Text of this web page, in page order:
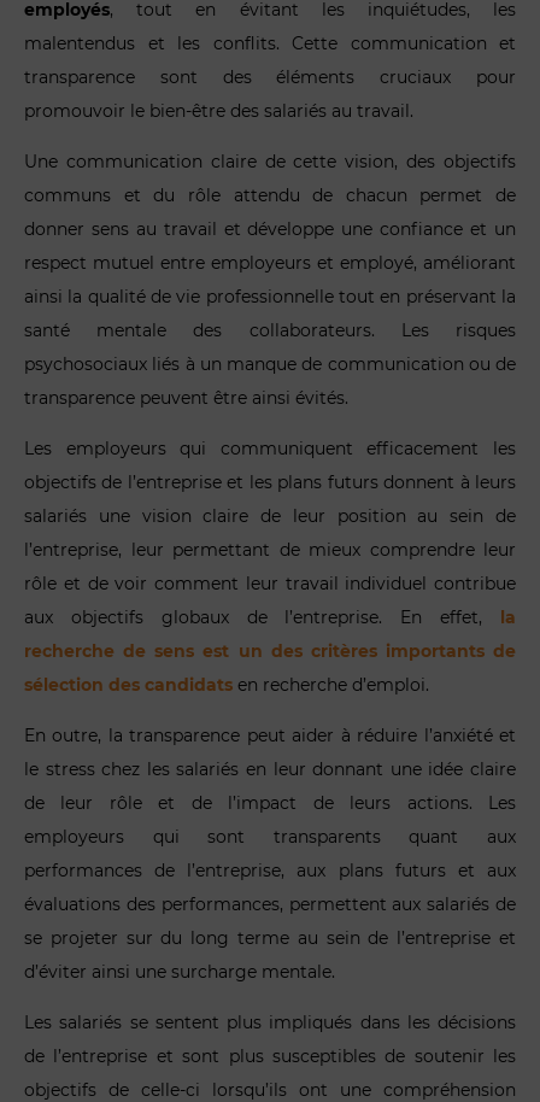
employés, tout en évitant les inquiétudes, les
malentendus et les conflits. Cette communication et
transparence sont des éléments cruciaux pour
promouvoir le bien-être des salariés au travail.
Une communication claire de cette vision, des objectifs
communs et du rôle attendu de chacun permet de
donner sens au travail et développe une confiance et un
respect mutuel entre employeurs et employé, améliorant
ainsi la qualité de vie professionnelle tout en préservant la
santé mentale des collaborateurs. Les risques
psychosociaux liés à un manque de communication ou de
transparence peuvent être ainsi évités.
Les employeurs qui communiquent efficacement les
objectifs de l’entreprise et les plans futurs donnent à leurs
salariés une vision claire de leur position au sein de
l’entreprise, leur permettant de mieux comprendre leur
rôle et de voir comment leur travail individuel contribue
aux objectifs globaux de l’entreprise. En effet, la
recherche de sens est un des critères importants de
sélection des candidats en recherche d’emploi.
En outre, la transparence peut aider à réduire l’anxiété et
le stress chez les salariés en leur donnant une idée claire
de leur rôle et de l’impact de leurs actions. Les
employeurs qui sont transparents quant aux
performances de l’entreprise, aux plans futurs et aux
évaluations des performances, permettent aux salariés de
se projeter sur du long terme au sein de l’entreprise et
d’éviter ainsi une surcharge mentale.
Les salariés se sentent plus impliqués dans les décisions
de l’entreprise et sont plus susceptibles de soutenir les
objectifs de celle-ci lorsqu’ils ont une compréhension